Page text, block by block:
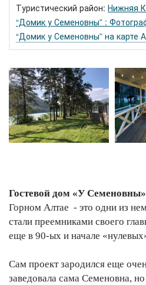
Туристический район: Нижняя
“Домик у Семеновны” :
“Домик у Семеновны” на карте
Гостевой дом «У
Горном Алтае - это одни из
стали преемниками своего
еще в 90-ых и начале
Сам проект зародился еще
заведовала сама Семеновна,